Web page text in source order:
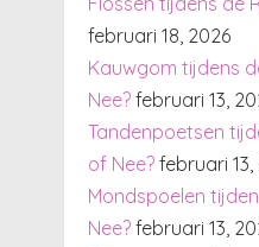
februari 18, 2026
Kauwgom tijdens
Nee? februari 13,
Tandenpoetsen
of Nee? februari 13,
Mondspoelen
Nee? februari 13,